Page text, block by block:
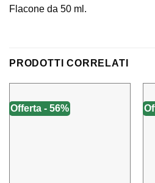
Flacone da 50 ml.
PRODOTTI CORRELATI
Offerta - 56%